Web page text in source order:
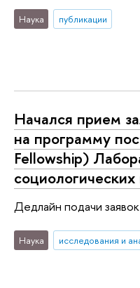
Наука публикации
Начался прием
на программу
Fellowship)
Дедлайн подачи
Наука исследования и